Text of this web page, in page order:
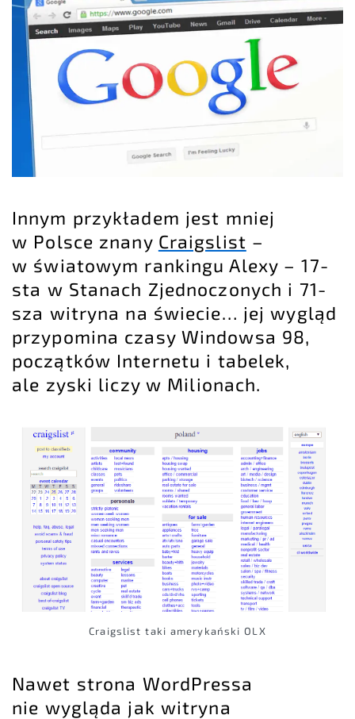
Innym przykładem jest mniej
w Polsce znany Craigslist –
w światowym rankingu Alexy– 17-
sta w Stanach Zjednoczonych i 71-
sza witryna na świecie… jej wygląd
przypomina czasy Windowsa 98,
początków Internetu i tabelek,
ale zyski liczy w Milionach.
Craigslist taki amerykański OLX
Nawet strona WordPressa
nie wygląda jak witryna